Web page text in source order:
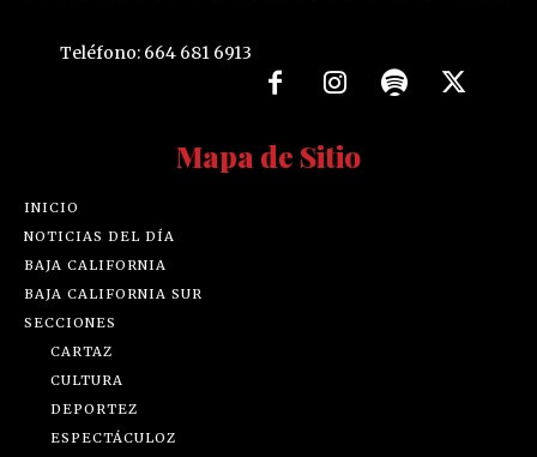
Teléfono: 664 681 6913
Mapa de Sitio
INICIO
NOTICIAS DEL DÍA
BAJA CALIFORNIA
BAJA CALIFORNIA SUR
SECCIONES
CARTAZ
CULTURA
DEPORTEZ
ESPECTÁCULOZ